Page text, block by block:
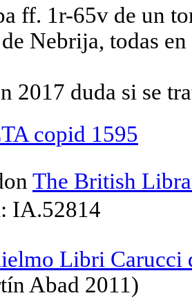
ff. 1r-65v de un
Nebrija, todas
2017 duda si se
copid 1595
The British
IA.52814
Libri Carucci
Abad 2011)